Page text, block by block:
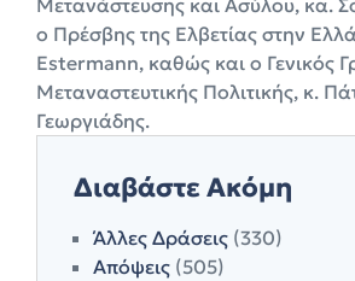
Μετανάστευσης και Ασύλου, κα.
ο Πρέσβης της Ελβετίας στην
Estermann, καθώς και ο Γενικός
Μεταναστευτικής Πολιτικής, κ.
Γεωργιάδης.
Διαβάστε Ακόμη
Άλλες Δράσεις (330)
Απόψεις (505)